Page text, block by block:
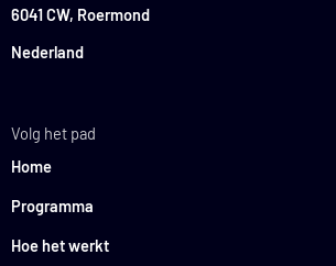
6041 CW, Roermond
Nederland
Volg het pad
Home
Programma
Hoe het werkt